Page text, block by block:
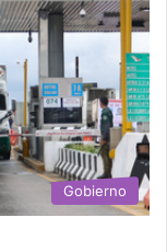
Gobierno